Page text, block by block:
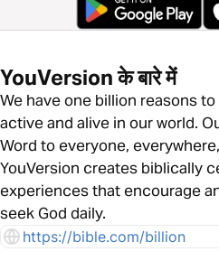
YouVersion के बारे में
We have one billion reasons to
active and alive in our world.
Word to everyone,
YouVersion creates biblically
experiences that encourage
seek God daily.
https://bible.com/billion